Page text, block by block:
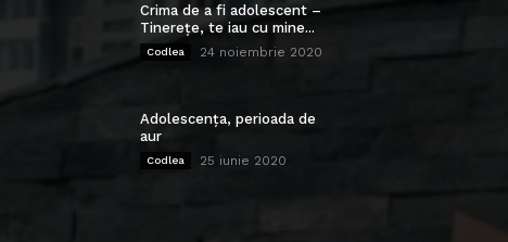
Crima de a fi adolescent –
Tinerețe, te iau cu mine...
Codlea 24 noiembrie 2020
Adolescența, perioada de
aur
Codlea 25 iunie 2020